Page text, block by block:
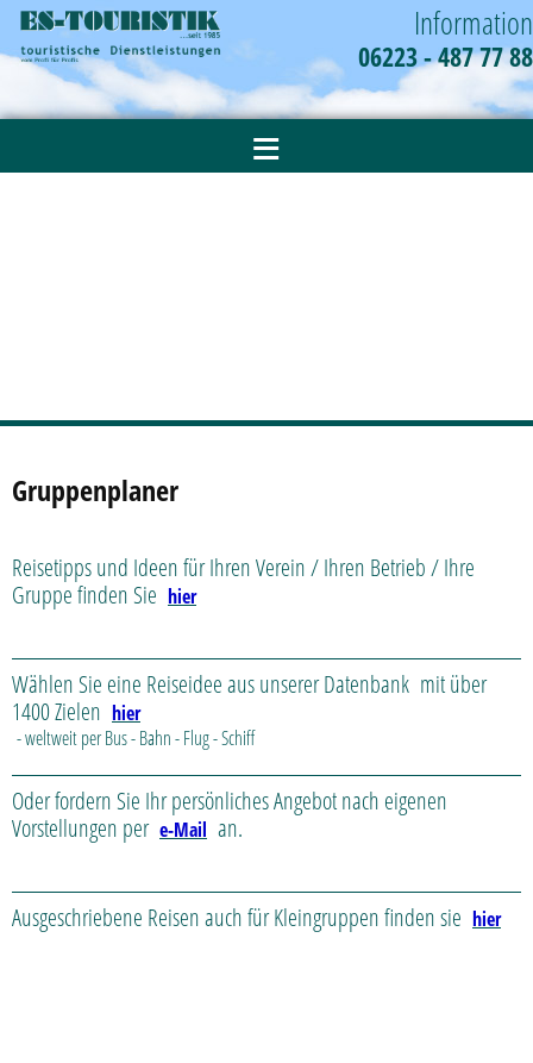
Information
06223 - 487 77 88
≡
Gruppenplaner
Reisetipps und Ideen für Ihren Verein / Ihren Betrieb / Ihre
Gruppe finden Sie hier
Wählen Sie eine Reiseidee aus unserer Datenbank mit über
1400 Zielen hier
- weltweit per Bus - Bahn - Flug - Schiff
Oder fordern Sie Ihr persönliches Angebot nach eigenen
Vorstellungen per e-Mail an.
Ausgeschriebene Reisen auch für Kleingruppen finden sie hier